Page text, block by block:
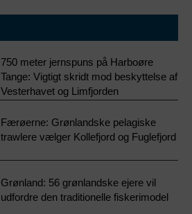
750 meter jernspuns på Harboøre
Tange: Vigtigt skridt mod beskyttelse af
Vesterhavet og Limfjorden
Færøerne: Grønlandske pelagiske
trawlere vælger Kollefjord og Fuglefjord
Grønland: 56 grønlandske ejere vil
udfordre den traditionelle fiskerimodel